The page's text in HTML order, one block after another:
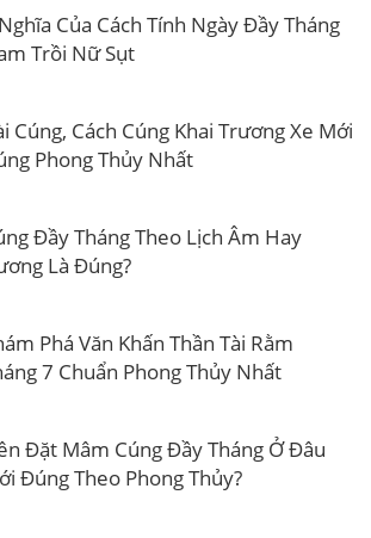
Của Cách Tính Ngày Đầy Tháng
Trồi Nữ Sụt
Cúng, Cách Cúng Khai Trương Xe Mới
Phong Thủy Nhất
Đầy Tháng Theo Lịch Âm Hay
Là Đúng?
Phá Văn Khấn Thần Tài Rằm
7 Chuẩn Phong Thủy Nhất
Đặt Mâm Cúng Đầy Tháng Ở Đâu
Đúng Theo Phong Thủy?